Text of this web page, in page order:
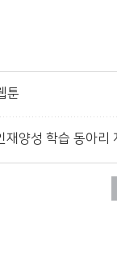
툰
양성 학습 동아리